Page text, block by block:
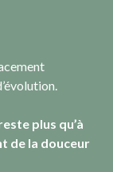
plus qu’à
de la douceur